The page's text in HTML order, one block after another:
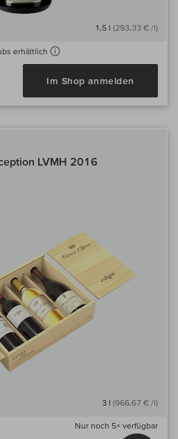
1,5 l (293,33 € /l)
erhältlich
Im Shop anmelden
LVMH 2016
3 l (966,67 € /l)
Nur noch 5× verfügbar